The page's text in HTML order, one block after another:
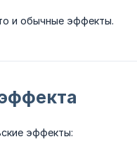
и обычные эффекты.
эффекты: